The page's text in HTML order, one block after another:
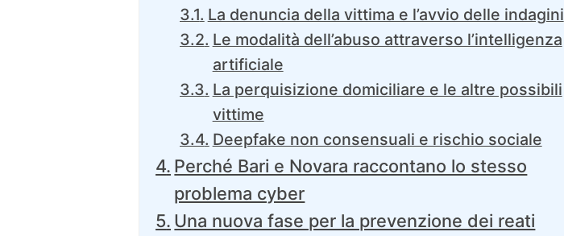
La denuncia della vittima e l’avvio delle indagini
Le modalità dell’abuso attraverso l’intelligenza
artificiale
La perquisizione domiciliare e le altre possibili
vittime
Deepfake non consensuali e rischio sociale
Perché Bari e Novara raccontano lo stesso
problema cyber
Una nuova fase per la prevenzione dei reati